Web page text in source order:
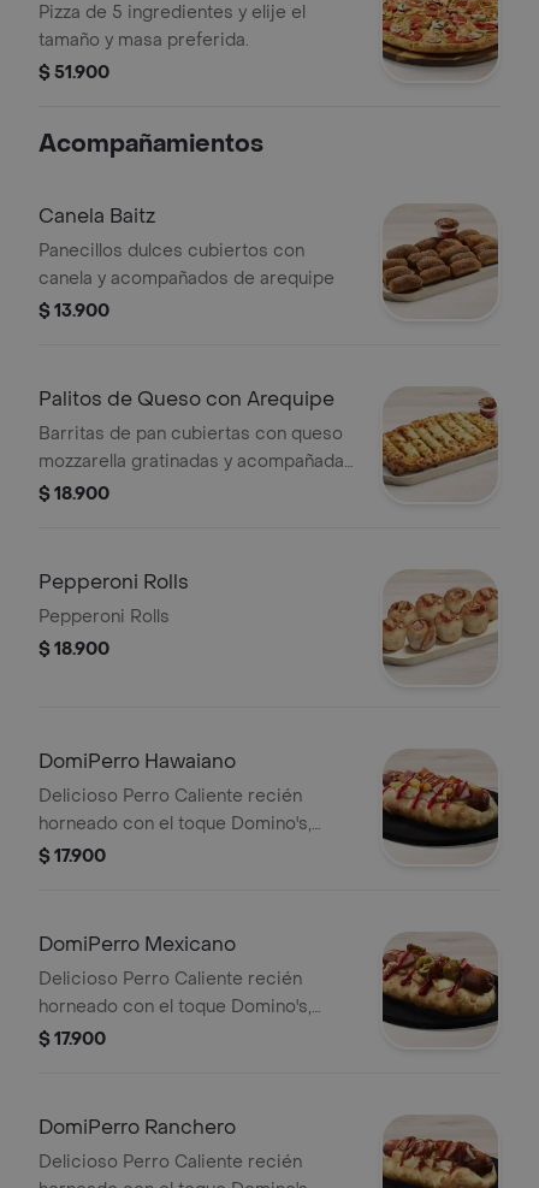
Pizza de 5 ingredientes y elije el
tamaño y masa preferida.
$ 51.900
Acompañamientos
Canela Baitz
Panecillos dulces cubiertos con
canela y acompañados de arequipe
$ 13.900
Palitos de Queso con Arequipe
Barritas de pan cubiertas con queso
mozzarella gratinadas y acompañadas
de arequipe
$ 18.900
Pepperoni Rolls
Pepperoni Rolls
$ 18.900
DomiPerro Hawaiano
Delicioso Perro Caliente recién
horneado con el toque Domino's,
hecho con masa pan pizza y bordes
$ 17.900
DomiPerro Mexicano
Delicioso Perro Caliente recién
horneado con el toque Domino's,
hecho con masa pan pizza y bordes
$ 17.900
DomiPerro Ranchero
Delicioso Perro Caliente recién